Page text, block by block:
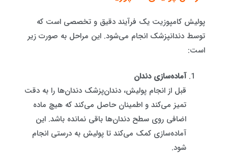
پولیش کامپوزیت یک فرآیند دقیق و تخصصی است که
توسط دندانپزشک انجام می‌شود. این مراحل به صورت زیر
است:
آماده‌سازی دندان
قبل از انجام پولیش، دندان‌پزشک دندان‌ها را به دقت
تمیز می‌کند و اطمینان حاصل می‌کند که هیچ ماده
اضافی روی سطح دندان‌ها باقی نمانده باشد. این
آماده‌سازی کمک می‌کند تا پولیش به درستی انجام
شود.